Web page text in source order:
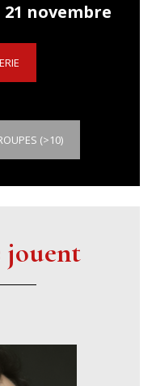
novembre
(>10)
jouent